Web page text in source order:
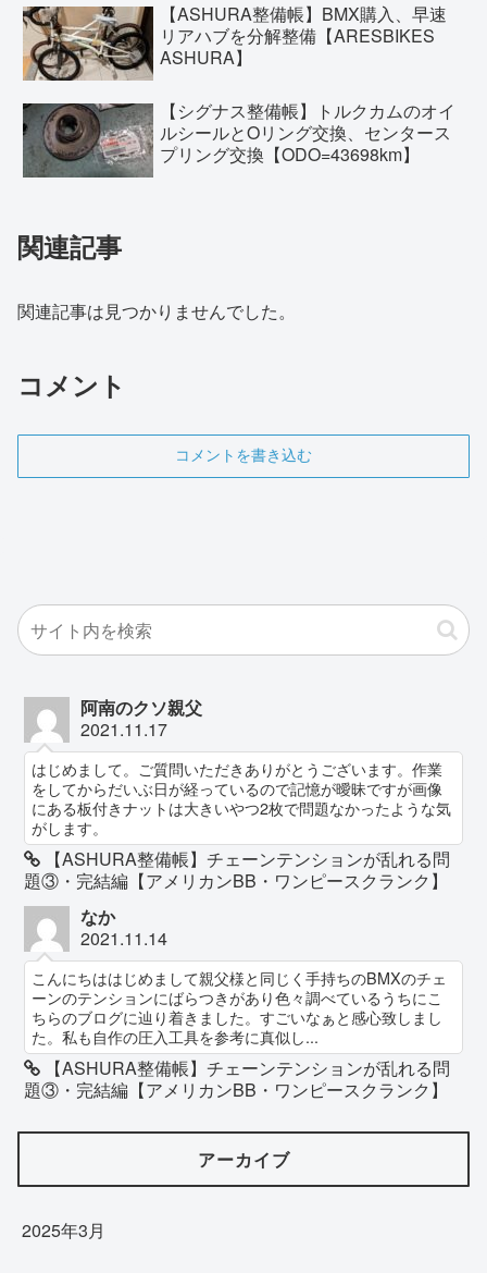
【ASHURA整備帳】BMX購入、早速
リアハブを分解整備【ARESBIKES
ASHURA】
【シグナス整備帳】トルクカムのオイ
ルシールとOリング交換、センタース
プリング交換【ODO=43698km】
関連記事
関連記事は見つかりませんでした。
コメント
コメントを書き込む
阿南のクソ親父
2021.11.17
はじめまして。ご質問いただきありがとうございます。作業
をしてからだいぶ日が経っているので記憶が曖昧ですが画像
にある板付きナットは大きいやつ2枚で問題なかったような気
がします。
【ASHURA整備帳】チェーンテンションが乱れる問
題③・完結編【アメリカンBB・ワンピースクランク】
なか
2021.11.14
こんにちははじめまして親父様と同じく手持ちのBMXのチェ
ーンのテンションにばらつきがあり色々調べているうちにこ
ちらのブログに辿り着きました。すごいなぁと感心致しまし
た。私も自作の圧入工具を参考に真似し...
【ASHURA整備帳】チェーンテンションが乱れる問
題③・完結編【アメリカンBB・ワンピースクランク】
アーカイブ
2025年3月